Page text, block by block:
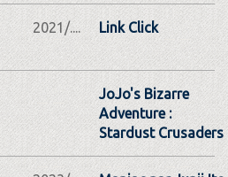
2021/.... Link Click
JoJo's Bizarre
Adventure :
Stardust Crusaders